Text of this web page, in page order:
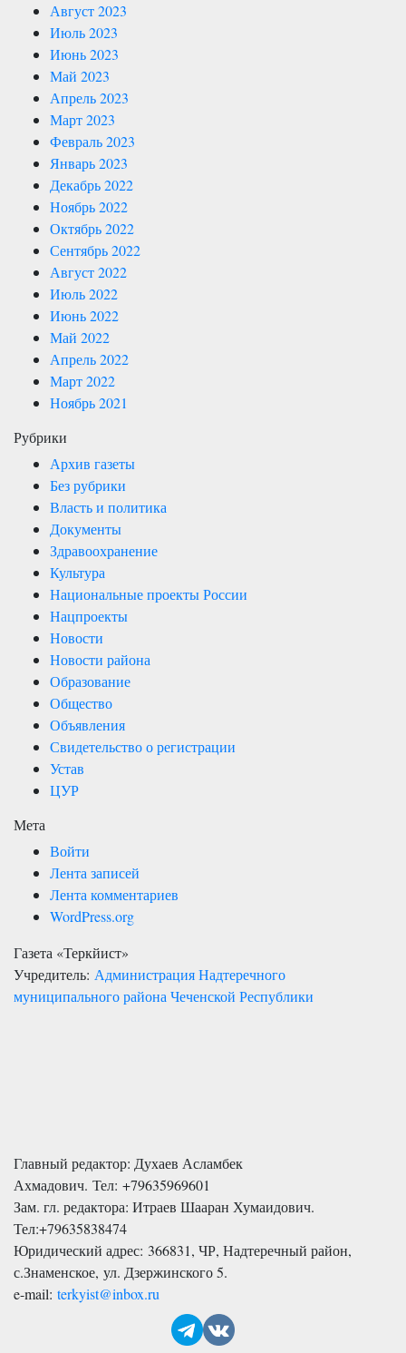
Август 2023
Июль 2023
Июнь 2023
Май 2023
Апрель 2023
Март 2023
Февраль 2023
Январь 2023
Декабрь 2022
Ноябрь 2022
Октябрь 2022
Сентябрь 2022
Август 2022
Июль 2022
Июнь 2022
Май 2022
Апрель 2022
Март 2022
Ноябрь 2021
Рубрики
Архив газеты
Без рубрики
Власть и политика
Документы
Здравоохранение
Культура
Национальные проекты России
Нацпроекты
Новости
Новости района
Образование
Общество
Объявления
Свидетельство о регистрации
Устав
ЦУР
Мета
Войти
Лента записей
Лента комментариев
WordPress.org
Газета «Теркйист»
Учредитель: Администрация Надтеречного
муниципального района Чеченской Республики
Главный редактор: Духаев Асламбек
Ахмадович. Тел: +79635969601
Зам. гл. редактора: Итраев Шааран Хумаидович.
Тел:+79635838474
Юридический адрес: 366831, ЧР, Надтеречный район,
с.Знаменское, ул. Дзержинского 5.
e-mail: terkyist@inbox.ru